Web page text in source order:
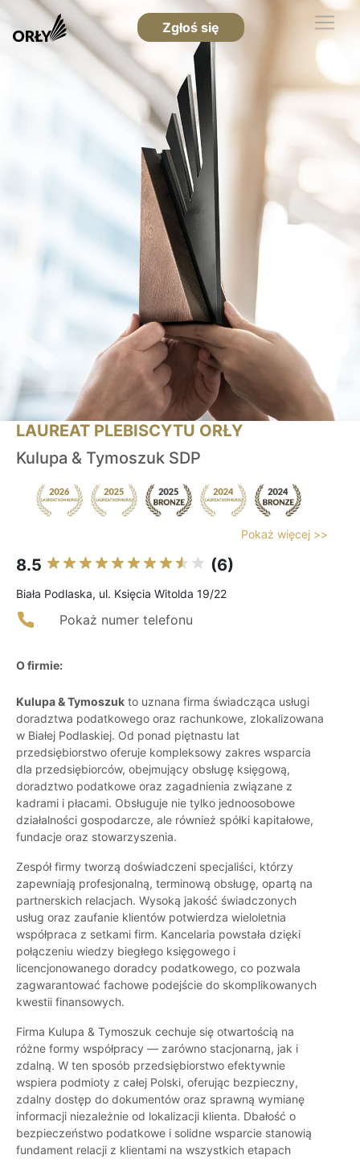
Zgłoś się
LAUREAT PLEBISCYTU ORŁY
Kulupa & Tymoszuk SDP
Pokaż więcej >>
8.5 (6)
Biała Podlaska, ul. Księcia Witolda 19/22
Pokaż numer telefonu
O firmie:
Kulupa & Tymoszuk to uznana firma świadcząca usługi
doradztwa podatkowego oraz rachunkowe, zlokalizowana
w Białej Podlaskiej. Od ponad piętnastu lat
przedsiębiorstwo oferuje kompleksowy zakres wsparcia
dla przedsiębiorców, obejmujący obsługę księgową,
doradztwo podatkowe oraz zagadnienia związane z
kadrami i płacami. Obsługuje nie tylko jednoosobowe
działalności gospodarcze, ale również spółki kapitałowe,
fundacje oraz stowarzyszenia.
Zespół firmy tworzą doświadczeni specjaliści, którzy
zapewniają profesjonalną, terminową obsługę, opartą na
partnerskich relacjach. Wysoką jakość świadczonych
usług oraz zaufanie klientów potwierdza wieloletnia
współpraca z setkami firm. Kancelaria powstała dzięki
połączeniu wiedzy biegłego księgowego i
licencjonowanego doradcy podatkowego, co pozwala
zagwarantować fachowe podejście do skomplikowanych
kwestii finansowych.
Firma Kulupa & Tymoszuk cechuje się otwartością na
różne formy współpracy — zarówno stacjonarną, jak i
zdalną. W ten sposób przedsiębiorstwo efektywnie
wspiera podmioty z całej Polski, oferując bezpieczny,
zdalny dostęp do dokumentów oraz sprawną wymianę
informacji niezależnie od lokalizacji klienta. Dbałość o
bezpieczeństwo podatkowe i solidne wsparcie stanowią
fundament relacji z klientami na wszystkich etapach